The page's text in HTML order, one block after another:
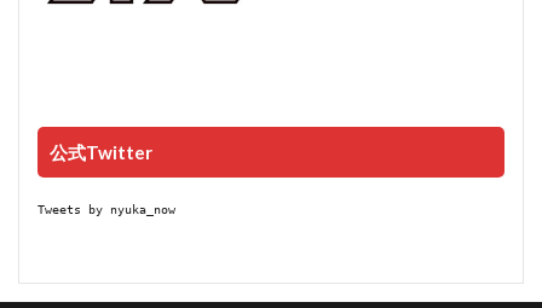
公式Twitter
Tweets by nyuka_now